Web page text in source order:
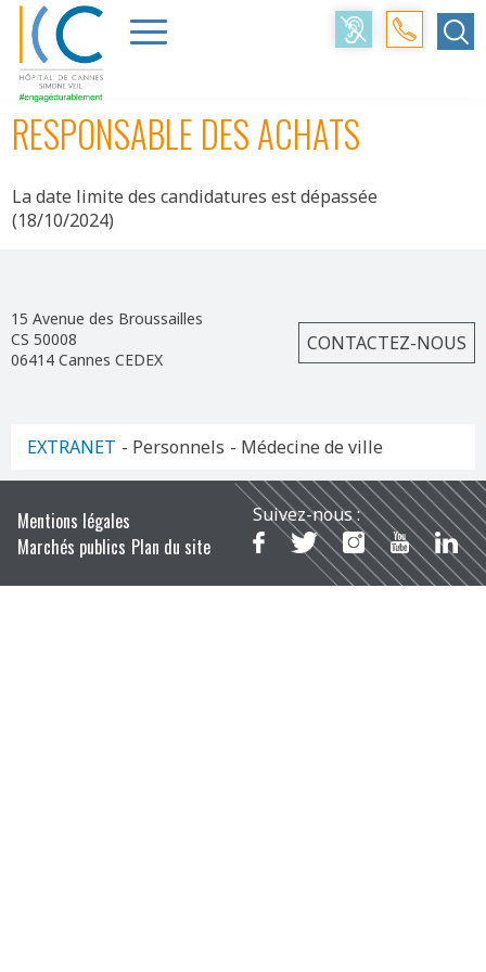
Accueil > Professionnels Offres d’emploi
Responsable des achats
RESPONSABLE DES ACHATS
La date limite des candidatures est dépassée
(18/10/2024)
15 Avenue des Broussailles
CS 50008
06414 Cannes CEDEX
CONTACTEZ-NOUS
EXTRANET - Personnels - Médecine de ville
Mentions légales
Marchés publics Plan du site
Suivez-nous :